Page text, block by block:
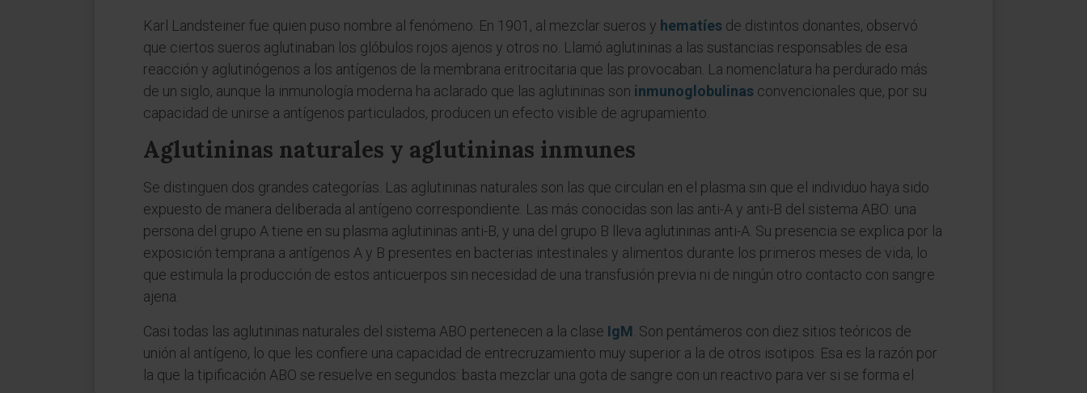
Karl Landsteiner fue quien puso nombre al fenómeno. En 1901, al mezclar sueros y hematíes de distintos donantes, observó
que ciertos sueros aglutinaban los glóbulos rojos ajenos y otros no. Llamó aglutininas a las sustancias responsables de esa
reacción y aglutinógenos a los antígenos de la membrana eritrocitaria que las provocaban. La nomenclatura ha perdurado más
de un siglo, aunque la inmunología moderna ha aclarado que las aglutininas son inmunoglobulinas convencionales que, por su
capacidad de unirse a antígenos particulados, producen un efecto visible de agrupamiento.
Aglutininas naturales y aglutininas inmunes
Se distinguen dos grandes categorías. Las aglutininas naturales son las que circulan en el plasma sin que el individuo haya sido
expuesto de manera deliberada al antígeno correspondiente. Las más conocidas son las anti-A y anti-B del sistema ABO: una
persona del grupo A tiene en su plasma aglutininas anti-B, y una del grupo B lleva aglutininas anti-A. Su presencia se explica por la
exposición temprana a antígenos A y B presentes en bacterias intestinales y alimentos durante los primeros meses de vida, lo
que estimula la producción de estos anticuerpos sin necesidad de una transfusión previa ni de ningún otro contacto con sangre
ajena.
Casi todas las aglutininas naturales del sistema ABO pertenecen a la clase IgM . Son pentámeros con diez sitios teóricos de
unión al antígeno, lo que les confiere una capacidad de entrecruzamiento muy superior a la de otros isotipos. Esa es la razón por
la que la tipificación ABO se resuelve en segundos: basta mezclar una gota de sangre con un reactivo para ver si se forma el